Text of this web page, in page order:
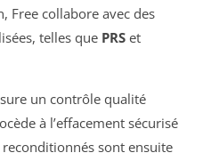
Free collabore avec des
telles que PRS et
un contrôle qualité
à l’effacement sécurisé
sont ensuite